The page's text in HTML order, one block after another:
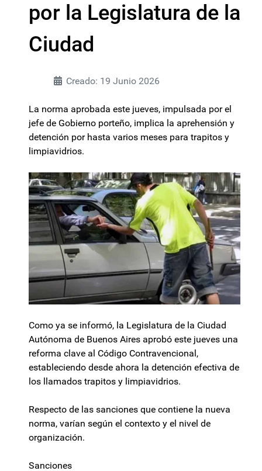
por la Legislatura de la
Ciudad
Creado: 19 Junio 2026
La norma aprobada este jueves, impulsada por el
jefe de Gobierno porteño, implica la aprehensión y
detención por hasta varios meses para trapitos y
limpiavidrios.
Como ya se informó, la Legislatura de la Ciudad
Autónoma de Buenos Aires aprobó este jueves una
reforma clave al Código Contravencional,
estableciendo desde ahora la detención efectiva de
los llamados trapitos y limpiavidrios.
Respecto de las sanciones que contiene la nueva
norma, varían según el contexto y el nivel de
organización.
Sanciones